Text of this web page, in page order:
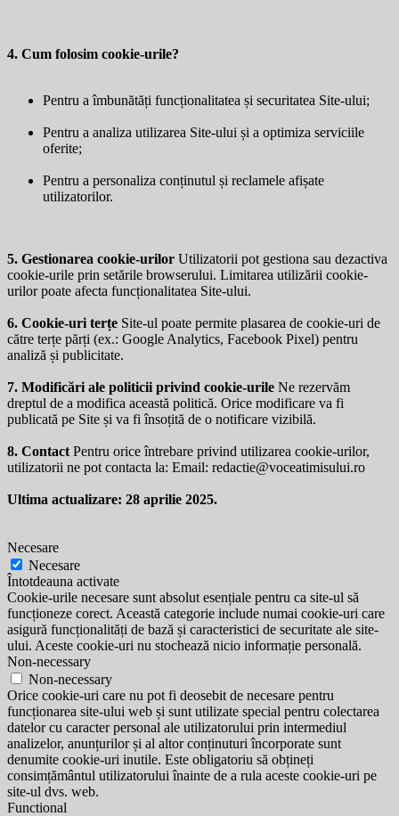
4. Cum folosim cookie-urile?
Pentru a îmbunătăți funcționalitatea și securitatea Site-ului;
Pentru a analiza utilizarea Site-ului și a optimiza serviciile
oferite;
Pentru a personaliza conținutul și reclamele afișate
utilizatorilor.
5. Gestionarea cookie-urilor Utilizatorii pot gestiona sau dezactiva
cookie-urile prin setările browserului. Limitarea utilizării cookie-
urilor poate afecta funcționalitatea Site-ului.
6. Cookie-uri terțe Site-ul poate permite plasarea de cookie-uri de
către terțe părți (ex.: Google Analytics, Facebook Pixel) pentru
analiză și publicitate.
7. Modificări ale politicii privind cookie-urile Ne rezervăm
dreptul de a modifica această politică. Orice modificare va fi
publicată pe Site și va fi însoțită de o notificare vizibilă.
8. Contact Pentru orice întrebare privind utilizarea cookie-urilor,
utilizatorii ne pot contacta la: Email: redactie@voceatimisului.ro
Ultima actualizare: 28 aprilie 2025.
Necesare
Necesare
Întotdeauna activate
Cookie-urile necesare sunt absolut esențiale pentru ca site-ul să
funcționeze corect. Această categorie include numai cookie-uri care
asigură funcționalități de bază și caracteristici de securitate ale site-
ului. Aceste cookie-uri nu stochează nicio informație personală.
Non-necessary
Non-necessary
Orice cookie-uri care nu pot fi deosebit de necesare pentru
funcționarea site-ului web și sunt utilizate special pentru colectarea
datelor cu caracter personal ale utilizatorului prin intermediul
analizelor, anunțurilor și al altor conținuturi încorporate sunt
denumite cookie-uri inutile. Este obligatoriu să obțineți
consimțământul utilizatorului înainte de a rula aceste cookie-uri pe
site-ul dvs. web.
Functional